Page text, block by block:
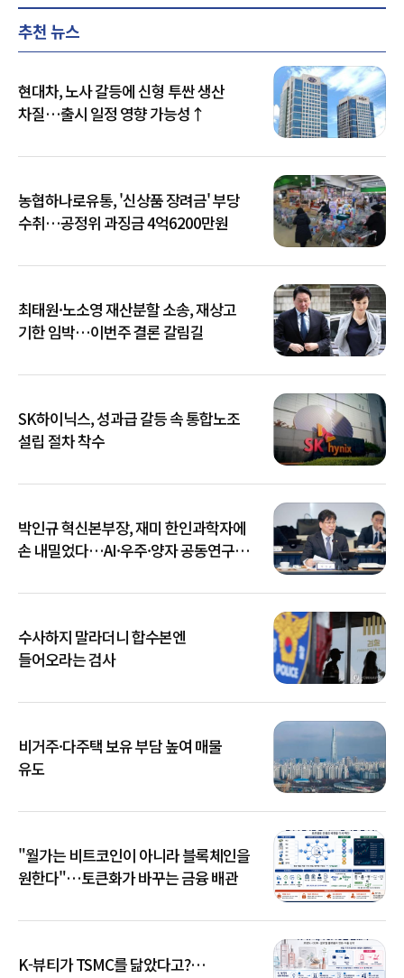
추천 뉴스
현대차, 노사 갈등에 신형 투싼 생산
차질…출시 일정 영향 가능성↑
농협하나로유통, '신상품 장려금' 부당
수취…공정위 과징금 4억6200만원
최태원·노소영 재산분할 소송, 재상고
기한 임박…이번주 결론 갈림길
SK하이닉스, 성과급 갈등 속 통합노조
설립 절차 착수
박인규 혁신본부장, 재미 한인과학자에
손 내밀었다…AI·우주·양자 공동연구
수사하지 말라더니 합수본엔
들어오라는 검사
비거주·다주택 보유 부담 높여 매물
유도
"월가는 비트코인이 아니라 블록체인을
원한다"…토큰화가 바꾸는 금융 배관
K-뷰티가 TSMC를 닮았다고?…